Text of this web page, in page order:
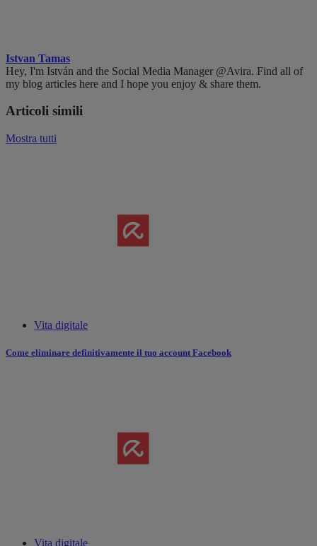
Istvan Tamas
Hey, I'm István and the Social Media Manager @Avira. Find all of
my blog articles here and I hope you enjoy & share them.
Articoli simili
Mostra tutti
Vita digitale
Come eliminare definitivamente il tuo account Facebook
Vita digitale